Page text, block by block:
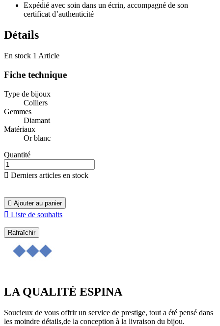
Expédié avec soin dans un écrin, accompagné de son
certificat d’authenticité
Détails
En stock 1 Article
Fiche technique
Type de bijoux
Colliers
Gemmes
Diamant
Matériaux
Or blanc
Quantité
 Derniers articles en stock
 Ajouter au panier
 Liste de souhaits
LA QUALITÉ ESPINA
Soucieux de vous offrir un service de prestige, tout a été pensé dans
les moindre détails,de la conception à la livraison du bijou.